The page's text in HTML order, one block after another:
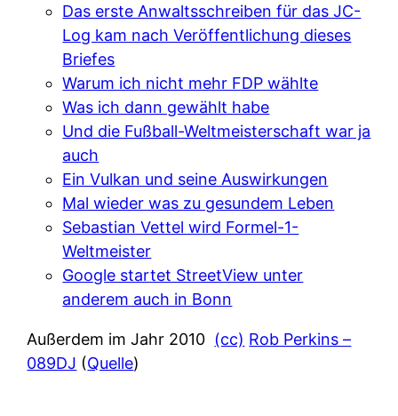
Das erste Anwaltsschreiben für das JC-
Log kam nach Veröffentlichung dieses
Briefes
Warum ich nicht mehr FDP wählte
Was ich dann gewählt habe
Und die Fußball-Weltmeisterschaft war ja
auch
Ein Vulkan und seine Auswirkungen
Mal wieder was zu gesundem Leben
Sebastian Vettel wird Formel-1-
Weltmeister
Google startet StreetView unter
anderem auch in Bonn
Außerdem im Jahr 2010 (cc) Rob Perkins –
089DJ (Quelle)